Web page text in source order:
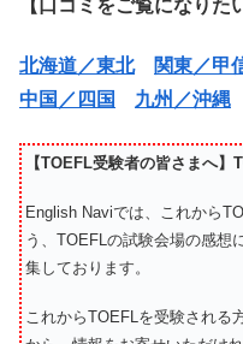
【口コミをご覧になりた
北海道／東北 関東／甲
中国／四国
九州／沖縄
【TOEFL受験者の皆さまへ
English Naviでは、これから
う、TOEFLの試験会場の感想
集しております。
これからTOEFLを受験される